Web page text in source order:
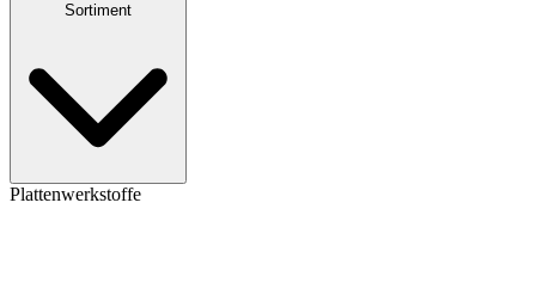
Sortiment
Plattenwerkstoffe